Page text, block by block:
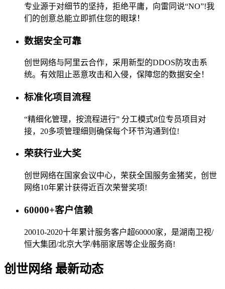
专业源于对细节的坚持，拒绝平庸，向雷同说“NO”!我
们的创意总能立即抓住您的眼球！
数据安全可靠
创世网络与阿里云合作，采用新型的DDOS防攻击系
统。有效阻止恶意攻击和入侵，保障您的数据安全！
标准化项目流程
“精细化管理，按流程进行” 分工模式8位专员项目对
接，20多项管理细则确保每个环节沟通到位!
荣获行业大奖
创世网络在国家会议中心，荣获全国服务金猪奖，创世
网络10年累计获得近百次荣誉奖项!
60000+客户信赖
20010-2020十年累计服务客户超60000家，是湖南卫视/
恒大集团/北京大学/韩丽家居等企业服务商!
创世网络 最新动态